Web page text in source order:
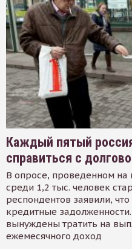
Каждый пятый
справиться с
В опросе, проведенном на
среди 1,2 тыс. человек
респондентов заявили,
кредитные
вынуждены тратить на
ежемесячного доход